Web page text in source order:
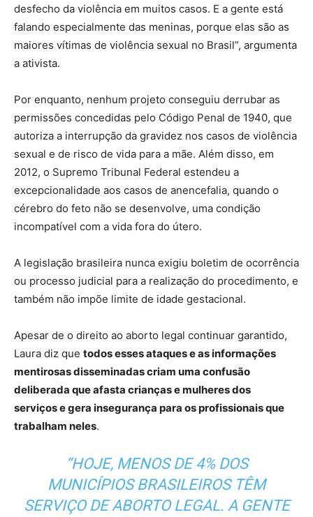
desfecho da violência em muitos casos. E a gente está
falando especialmente das meninas, porque elas são as
maiores vítimas de violência sexual no Brasil”, argumenta
a ativista.
Por enquanto, nenhum projeto conseguiu derrubar as
permissões concedidas pelo Código Penal de 1940, que
autoriza a interrupção da gravidez nos casos de violência
sexual e de risco de vida para a mãe. Além disso, em
2012, o Supremo Tribunal Federal estendeu a
excepcionalidade aos casos de anencefalia, quando o
cérebro do feto não se desenvolve, uma condição
incompatível com a vida fora do útero.
A legislação brasileira nunca exigiu boletim de ocorrência
ou processo judicial para a realização do procedimento, e
também não impõe limite de idade gestacional.
Apesar de o direito ao aborto legal continuar garantido,
Laura diz que todos esses ataques e as informações
mentirosas disseminadas criam uma confusão
deliberada que afasta crianças e mulheres dos
serviços e gera insegurança para os profissionais que
trabalham neles.
“HOJE, MENOS DE 4% DOS
MUNICÍPIOS BRASILEIROS TÊM
SERVIÇO DE ABORTO LEGAL. A GENTE